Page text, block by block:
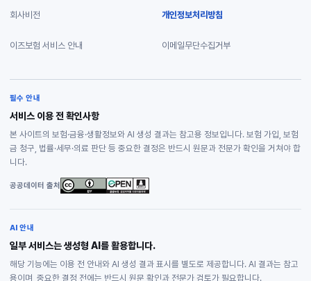
회사비전
이즈보험 서비스 안내
개인정보처리방침
이메일무단수집거부
필수 안내
서비스 이용 전 확인사항
본 사이트의 보험·금융·생활정보와 AI 생성 결과는 참고용 정보입니다. 보험 가입, 보험
금 청구, 법률·세무·의료 판단 등 중요한 결정은 반드시 원문과 전문가 확인을 거쳐야 합
니다.
공공데이터 출처
AI 안내
일부 서비스는 생성형 AI를 활용합니다.
해당 기능에는 이용 전 안내와 AI 생성 결과 표시를 별도로 제공합니다. AI 결과는 참고
용이며, 중요한 결정 전에는 반드시 원문 확인과 전문가 검토가 필요합니다.